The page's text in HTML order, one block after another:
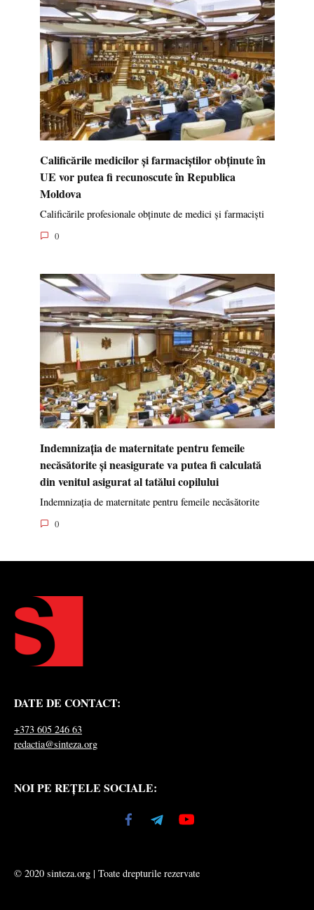
Calificările medicilor și farmaciștilor obținute în
UE vor putea fi recunoscute în Republica
Moldova
Calificările profesionale obținute de medici și farmaciști
0
Indemnizația de maternitate pentru femeile
necăsătorite și neasigurate va putea fi calculată
din venitul asigurat al tatălui copilului
Indemnizația de maternitate pentru femeile necăsătorite
0
DATE DE CONTACT:
+373 605 246 63
redactia@sinteza.org
NOI PE REȚELE SOCIALE:
© 2020 sinteza.org | Toate drepturile rezervate